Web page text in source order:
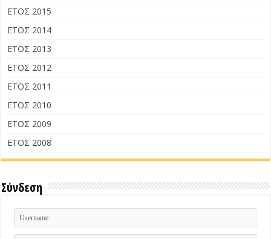
ΕΤΟΣ 2015
ΕΤΟΣ 2014
ΕΤΟΣ 2013
ΕΤΟΣ 2012
ΕΤΟΣ 2011
ΕΤΟΣ 2010
ΕΤΟΣ 2009
ΕΤΟΣ 2008
Σύνδεση